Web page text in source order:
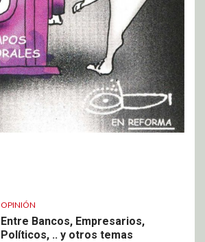
OPINIÓN
Entre Bancos, Empresarios,
Políticos, .. y otros temas